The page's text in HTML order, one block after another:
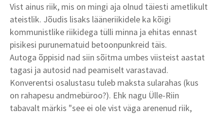
Vist ainus riik, mis on mingi aja olnud täiesti ametlikult
ateistlik. Jõudis lisaks lääneriikidele ka kõigi
kommunistlike riikidega tülli minna ja ehitas ennast
pisikesi purunematuid betoonpunkreid täis.
Autoga õppisid nad siin sõitma umbes viisteist aastat
tagasi ja autosid nad peamiselt varastavad.
Konverentsi osalustasu tuleb maksta sularahas (kus
on rahapesu andmebüroo?). Ehk nagu Ülle-Riin
tabavalt märkis "see ei ole vist väga arenenud riik,